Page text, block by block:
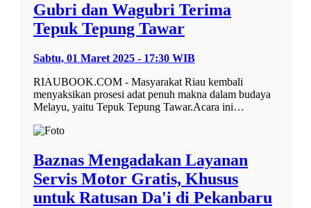
Gubri dan Wagubri Terima
Tepuk Tepung Tawar
Sabtu, 01 Maret 2025 - 17:30 WIB
RIAUBOOK.COM - Masyarakat Riau kembali
menyaksikan prosesi adat penuh makna dalam budaya
Melayu, yaitu Tepuk Tepung Tawar.Acara ini…
Baznas Mengadakan Layanan
Servis Motor Gratis, Khusus
untuk Ratusan Da'i di Pekanbaru